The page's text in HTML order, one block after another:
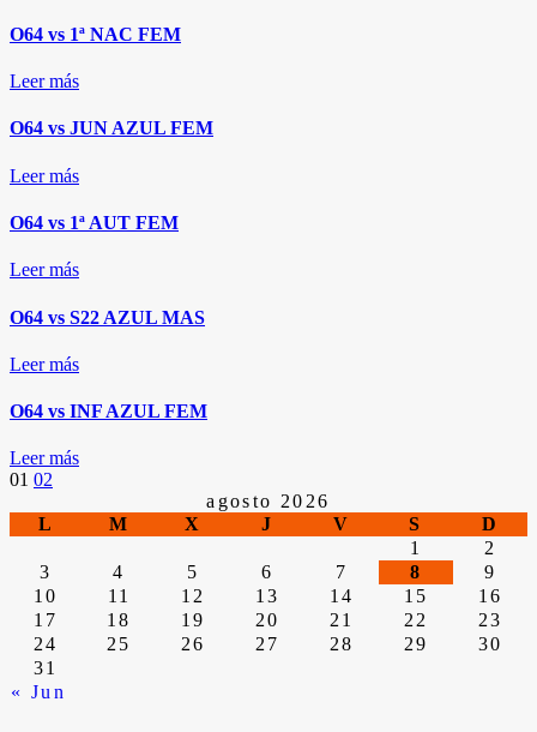
O64 vs 1ª NAC FEM
Leer más
O64 vs JUN AZUL FEM
Leer más
O64 vs 1ª AUT FEM
Leer más
O64 vs S22 AZUL MAS
Leer más
O64 vs INF AZUL FEM
Leer más
Paginación
de
entradas
01 02
agosto 2026
L
M X J V S D
« Jun
1
2
3
4 5 6 7 8
9
10
11 12 13 14 15
16
17
18 19 20 21 22
23
24
25 26 27 28 29
30
31